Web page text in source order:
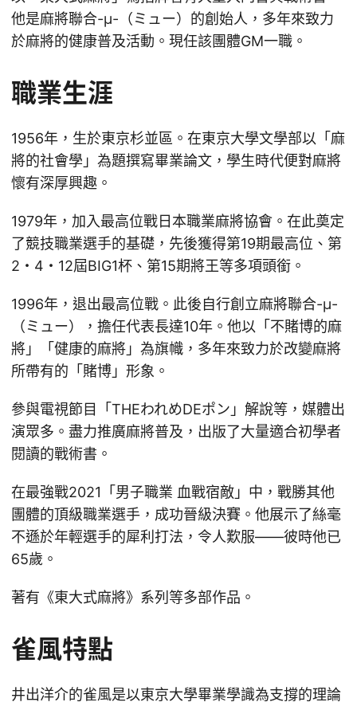
他是麻將聯合-μ-（ミュー）的創始人，多年來致力
於麻將的健康普及活動。現任該團體GM一職。
職業生涯
1956年，生於東京杉並區。在東京大學文學部以「麻
將的社會學」為題撰寫畢業論文，學生時代便對麻將
懷有深厚興趣。
1979年，加入最高位戰日本職業麻將協會。在此奠定
了競技職業選手的基礎，先後獲得第19期最高位、第
2・4・12屆BIG1杯、第15期將王等多項頭銜。
1996年，退出最高位戰。此後自行創立麻將聯合-μ-
（ミュー），擔任代表長達10年。他以「不賭博的麻
將」「健康的麻將」為旗幟，多年來致力於改變麻將
所帶有的「賭博」形象。
參與電視節目「THEわれめDEポン」解說等，媒體出
演眾多。盡力推廣麻將普及，出版了大量適合初學者
閱讀的戰術書。
在最強戰2021「男子職業 血戰宿敵」中，戰勝其他
團體的頂級職業選手，成功晉級決賽。他展示了絲毫
不遜於年輕選手的犀利打法，令人歎服——彼時他已
65歲。
著有《東大式麻將》系列等多部作品。
雀風特點
井出洋介的雀風是以東京大學畢業學識為支撐的理論